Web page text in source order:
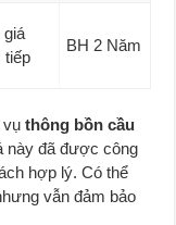
giá
tiếp
BH 2 Năm
vụthông bồn cầu
này đã được công
hợp lý. Có thể
vẫn đảm bảo